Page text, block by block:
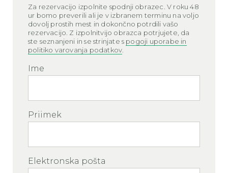
Za rezervacijo izpolnite spodnji obrazec. V roku 48
ur bomo preverili ali je v izbranem terminu na voljo
dovolj prostih mest in dokončno potrdili vašo
rezervacijo. Z izpolnitvijo obrazca potrjujete, da
ste seznanjeni in se strinjate s pogoji uporabe in
politiko varovanja podatkov
Ime
Priimek
Elektronska pošta